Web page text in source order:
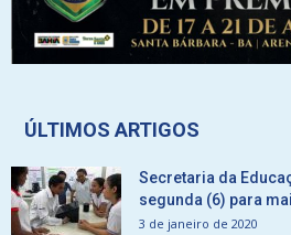
ÚLTIMOS ARTIGOS
Secretaria da
segunda (6) para
3 de janeiro de 2020